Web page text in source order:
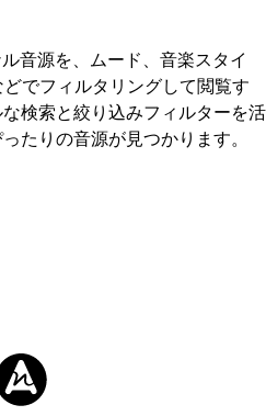
音源を、ムード、音楽スタイ
でフィルタリングして閲覧す
検索と絞り込みフィルターを活
たりの音源が見つかります。